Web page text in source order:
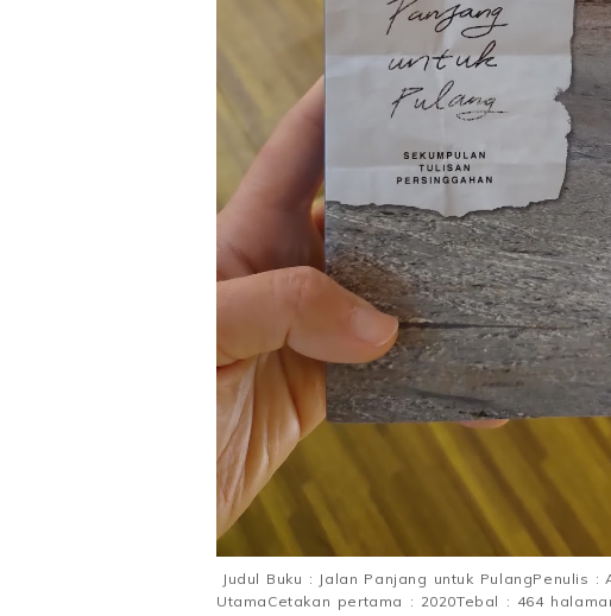
Judul Buku : Jalan Panjang untuk PulangPenulis
UtamaCetakan pertama : 2020Tebal : 464